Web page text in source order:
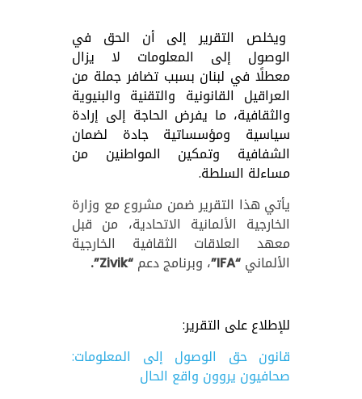
ويخلص التقرير إلى أن الحق في
الوصول إلى المعلومات لا يزال
معطلًا في لبنان بسبب تضافر جملة من
العراقيل القانونية والتقنية والبنيوية
والثقافية، ما يفرض الحاجة إلى إرادة
سياسية ومؤسساتية جادة لضمان
الشفافية وتمكين المواطنين من
مساءلة السلطة.
يأتي هذا التقرير ضمن مشروع مع وزارة
الخارجية الألمانية الاتحادية، من قبل
معهد العلاقات الثقافية الخارجية
الألماني “IFA”، وبرنامج دعم “Zivik”.
للإطلاع على التقرير:
قانون حق الوصول إلى المعلومات:
صحافيون يروون واقع الحال